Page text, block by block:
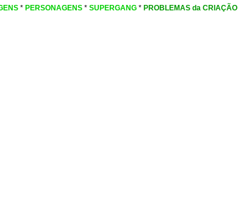
* PERSONAGENS * SUPERGANG * PROBLEMAS da CRIAÇÃO